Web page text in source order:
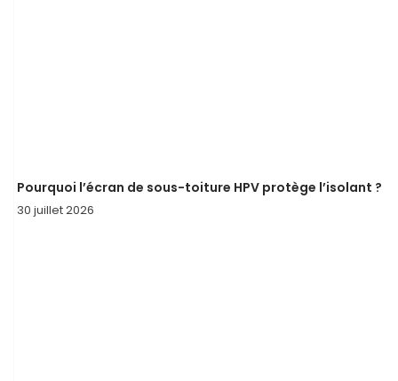
Pourquoi l’écran de sous-toiture HPV protège l’isolant ?
30 juillet 2026